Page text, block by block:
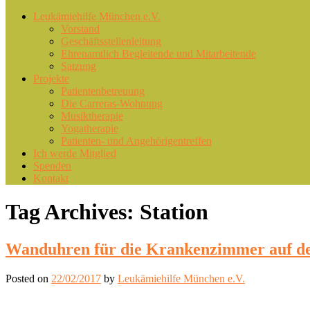
PrimaryLeukämiehilfe München e.V.
Vorstand
Geschäftsstellenleitung
Ehrenamtlich Begleitende und Mitarbeitende
Satzung
Projekte
Patientenbetreuung
Die Carreras-Wohnung
Musiktherapie
Yogatherapie
Patienten- und Angehörigentreffen
Ich werde Mitglied
Spenden
Kontakt
Tag Archives: Station
Wanduhren für die Krankenzimmer auf
Posted on 22/02/2017 by Leukämiehilfe München e.V.